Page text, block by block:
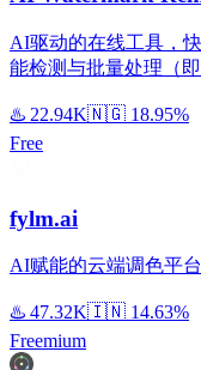
AI驱动的在线工具，
能检测与批量处理（即
♨️ 22.94K🇳🇬 18.95%
Free
fylm.ai
AI赋能的云端调色平
♨️ 47.32K🇮🇳 14.63%
Freemium